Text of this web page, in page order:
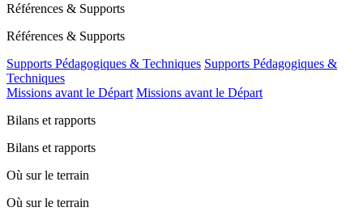
Références & Supports
Références & Supports
Supports Pédagogiques & Techniques Supports Pédagogiques &
Techniques
Missions avant le Départ Missions avant le Départ
Bilans et rapports
Bilans et rapports
Où sur le terrain
Où sur le terrain